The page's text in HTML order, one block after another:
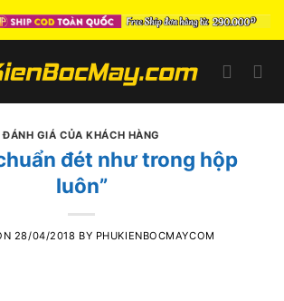
ĐÁNH GIÁ CỦA KHÁCH HÀNG
đét như trong hộp
luôn”
28/04/2018 BY PHUKIENBOCMAYCOM